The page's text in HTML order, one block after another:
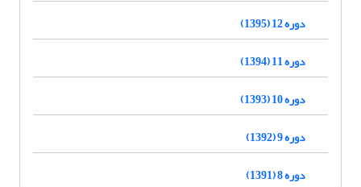
دوره 12 (1395)
دوره 11 (1394)
دوره 10 (1393)
دوره 9 (1392)
دوره 8 (1391)